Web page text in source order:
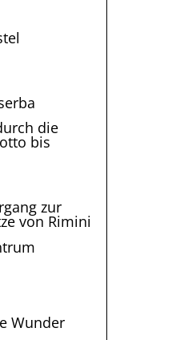
die
bis
zur
von Rimini
Wunder